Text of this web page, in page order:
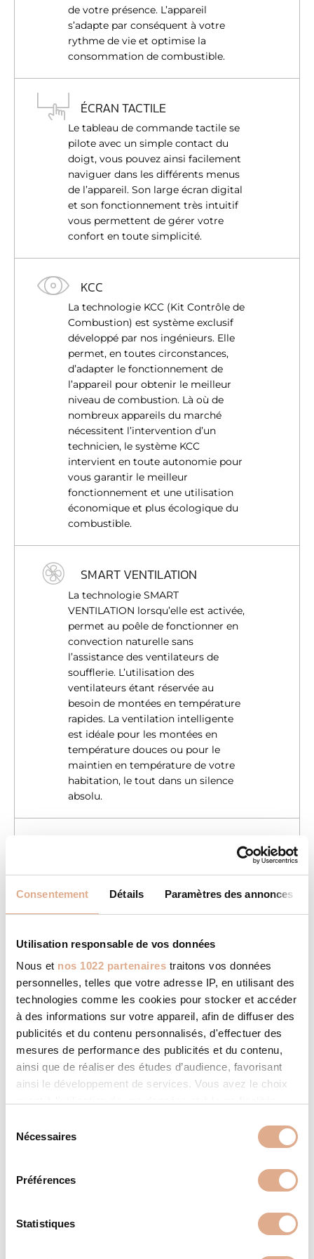
Consentement Détails Paramètres des annonces
Utilisation responsable de vos données
Nous et nos 1022 partenaires traitons vos données
personnelles, telles que votre adresse IP, en utilisant des
technologies comme les cookies pour stocker et accéder
à des informations sur votre appareil, afin de diffuser des
publicités et du contenu personnalisés, d'effectuer des
mesures de performance des publicités et du contenu,
ainsi que de réaliser des études d’audience, favorisant
ainsi le développement de services. Vous avez le choix
tout moment en consultant la Déclaration relative aux
cookies ou en cliquant sur l'icône de confidentialité.
Si vous le permettez, nous aimerions également :
géographique qui peuvent être précises à plusieurs
Identifier votre appareil en l'analysant activement
Nécessaires
Préférences
Statistiques
de votre présence. L’appareil
s’adapte par conséquent à votre
rythme de vie et optimise la
consommation de combustible.
ÉCRAN TACTILE
Le tableau de commande tactile se
pilote avec un simple contact du
doigt, vous pouvez ainsi facilement
naviguer dans les différents menus
de l’appareil. Son large écran digital
et son fonctionnement très intuitif
vous permettent de gérer votre
confort en toute simplicité.
KCC
La technologie KCC (Kit Contrôle de
Combustion) est système exclusif
développé par nos ingénieurs. Elle
permet, en toutes circonstances,
d’adapter le fonctionnement de
l’appareil pour obtenir le meilleur
niveau de combustion. Là où de
nombreux appareils du marché
nécessitent l’intervention d’un
technicien, le système KCC
intervient en toute autonomie pour
vous garantir le meilleur
fonctionnement et une utilisation
économique et plus écologique du
combustible.
SMART VENTILATION
La technologie SMART
VENTILATION lorsqu’elle est activée,
permet au poêle de fonctionner en
convection naturelle sans
l’assistance des ventilateurs de
soufflerie. L’utilisation des
ventilateurs étant réservée au
besoin de montées en température
rapides. La ventilation intelligente
est idéale pour les montées en
température douces ou pour le
maintien en température de votre
habitation, le tout dans un silence
absolu.
que soit l’endroit où vous vous
trouvez, de gérer le confort de votre
durant votre absence décider de
modifier le fonctionnement de
votre appareil de chauffage et/ou la
température de confort de votre
habitation. 2 versions disponibles en
option : kit classique ou kit Beefire.
CARACTÉRISTIQUES
Surface chauffée (m²)